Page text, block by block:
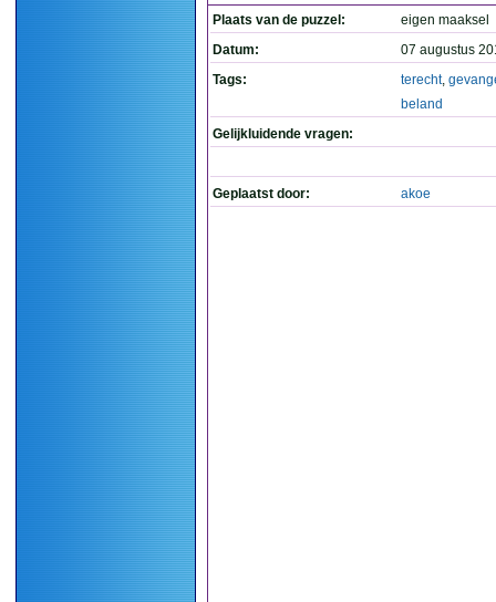
Plaats van de puzzel:
eigen maaksel
Datum:
07 augustus
Tags:
terecht,
beland
Gelijkluidende vragen:
Geplaatst door: akoe